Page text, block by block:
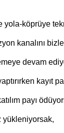
köprüye
kanalını
devam
kayıt
payı